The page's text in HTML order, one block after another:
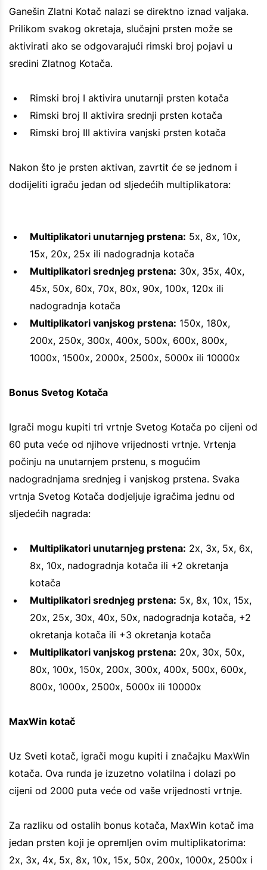
Ganešin Zlatni Kotač nalazi se direktno iznad valjaka.
Prilikom svakog okretaja, slučajni prsten može se
aktivirati ako se odgovarajući rimski broj pojavi u
sredini Zlatnog Kotača.
Rimski broj I aktivira unutarnji prsten kotača
Rimski broj II aktivira srednji prsten kotača
Rimski broj III aktivira vanjski prsten kotača
Nakon što je prsten aktivan, zavrtit će se jednom i
dodijeliti igraču jedan od sljedećih multiplikatora:
Multiplikatori unutarnjeg prstena: 5x, 8x, 10x,
15x, 20x, 25x ili nadogradnja kotača
Multiplikatori srednjeg prstena: 30x, 35x, 40x,
45x, 50x, 60x, 70x, 80x, 90x, 100x, 120x ili
nadogradnja kotača
Multiplikatori vanjskog prstena: 150x, 180x,
200x, 250x, 300x, 400x, 500x, 600x, 800x,
1000x, 1500x, 2000x, 2500x, 5000x ili 10000x
Bonus Svetog Kotača
Igrači mogu kupiti tri vrtnje Svetog Kotača po cijeni od
60 puta veće od njihove vrijednosti vrtnje. Vrtenja
počinju na unutarnjem prstenu, s mogućim
nadogradnjama srednjeg i vanjskog prstena. Svaka
vrtnja Svetog Kotača dodjeljuje igračima jednu od
sljedećih nagrada:
Multiplikatori unutarnjeg prstena: 2x, 3x, 5x, 6x,
8x, 10x, nadogradnja kotača ili +2 okretanja
kotača
Multiplikatori srednjeg prstena: 5x, 8x, 10x, 15x,
20x, 25x, 30x, 40x, 50x, nadogradnja kotača, +2
okretanja kotača ili +3 okretanja kotača
Multiplikatori vanjskog prstena: 20x, 30x, 50x,
80x, 100x, 150x, 200x, 300x, 400x, 500x, 600x,
800x, 1000x, 2500x, 5000x ili 10000x
MaxWin kotač
Uz Sveti kotač, igrači mogu kupiti i značajku MaxWin
kotača. Ova runda je izuzetno volatilna i dolazi po
cijeni od 2000 puta veće od vaše vrijednosti vrtnje.
Za razliku od ostalih bonus kotača, MaxWin kotač ima
jedan prsten koji je opremljen ovim multiplikatorima:
2x, 3x, 4x, 5x, 8x, 10x, 15x, 50x, 200x, 1000x, 2500x i